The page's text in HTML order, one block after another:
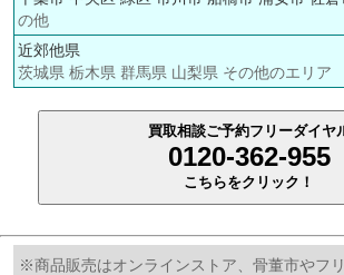
の他
近郊他県
茨城県 栃木県 群馬県 山梨県 その他のエリア
買取相談ご予約フリーダイヤ
0120-362-955
こちらをクリック！
※商品販売はオンラインストア、骨董市やフ